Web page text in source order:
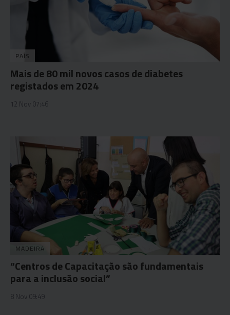
PAÍS
Mais de 80 mil novos casos de diabetes
registados em 2024
12 Nov 07:46
MADEIRA
“Centros de Capacitação são fundamentais
para a inclusão social”
8 Nov 09:49